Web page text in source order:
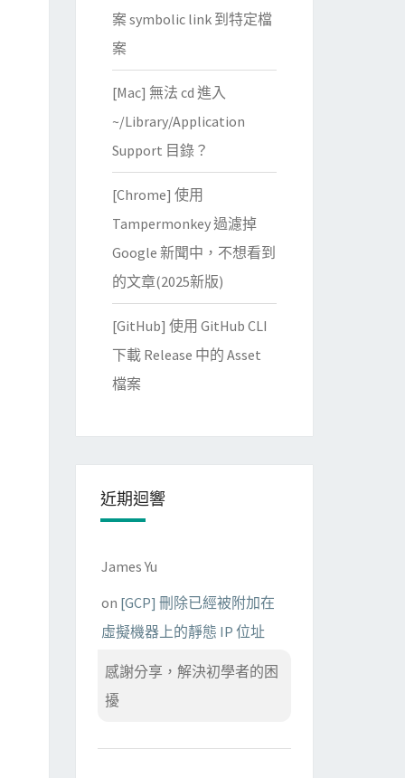
案 symbolic link 到特定檔
案
[Mac] 無法 cd 進入
~/Library/Application
Support 目錄？
[Chrome] 使用
Tampermonkey 過濾掉
Google 新聞中，不想看到
的文章(2025新版)
[GitHub] 使用 GitHub CLI
下載 Release 中的 Asset
檔案
近期迴響
James Yu
on [GCP] 刪除已經被附加在
虛擬機器上的靜態 IP 位址
感謝分享，解決初學者的困
擾